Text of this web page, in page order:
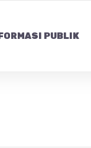
PUBLIK